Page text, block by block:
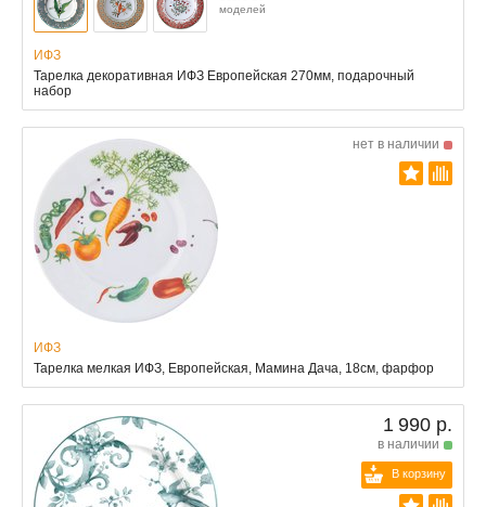
моделей
ИФЗ
Тарелка декоративная ИФЗ Европейская 270мм, подарочный
набор
нет в наличии
ИФЗ
Тарелка мелкая ИФЗ, Европейская, Мамина Дача, 18см, фарфор
1 990 р.
в наличии
В корзину